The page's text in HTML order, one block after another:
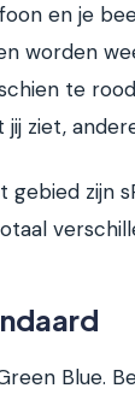
en je
worden
te
ziet,
zijn
Blue.